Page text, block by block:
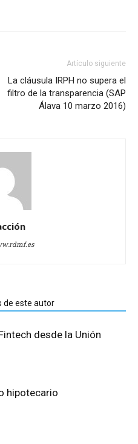
Artículo siguiente
La cláusula IRPH no supera el
filtro de la transparencia (SAP
Álava 10 marzo 2016)
de este autor
desde la Unión
hipotecario